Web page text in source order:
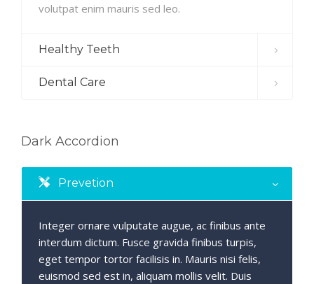
volutpat enim mauris sed leo.
Healthy Teeth
Dental Care
Dark Accordion
Prevetion
Integer ornare vulputate augue, ac finibus ante
interdum dictum. Fusce gravida finibus turpis,
eget tempor tortor facilisis in. Mauris nisi felis,
euismod sed est in, aliquam mollis velit. Duis